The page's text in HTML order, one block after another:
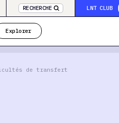
RECHERCHE LNT CLUB
Explorer
de transfert